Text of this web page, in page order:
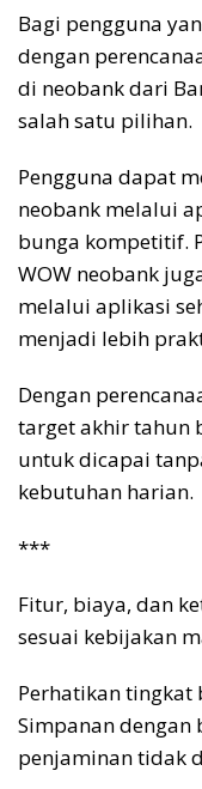
Bagi pengguna
dengan
di neobank dari
salah satu pilihan.
Pengguna dapat
neobank melalui
bunga kompetitif.
WOW neobank
melalui aplikasi
menjadi lebih
Dengan
target akhir tahun
untuk dicapai
kebutuhan harian.
***
Fitur, biaya, dan
sesuai kebijakan
Perhatikan tingkat
Simpanan
penjaminan tidak